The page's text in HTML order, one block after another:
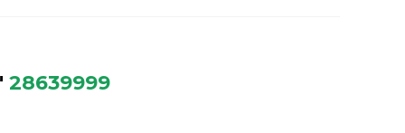
28639999